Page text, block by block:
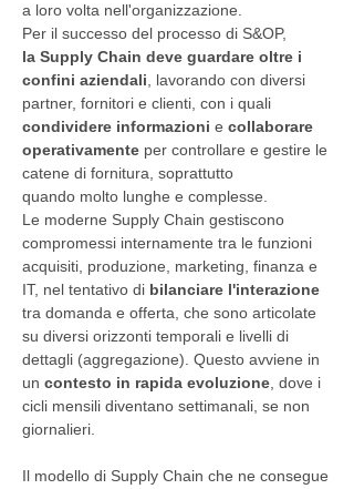
a loro volta nell'organizzazione.
Per il successo del processo di S&OP,
la Supply Chain deve guardare oltre i
confini aziendali , lavorando con diversi
partner, fornitori e clienti, con i quali
condividere informazioni e collaborare
operativamente per controllare e gestire le
catene di fornitura, soprattutto
quando molto lunghe e complesse.
Le moderne Supply Chain gestiscono
compromessi internamente tra le funzioni
acquisiti, produzione, marketing, finanza e
IT, nel tentativo di bilanciare l'interazione
tra domanda e offerta, che sono articolate
su diversi orizzonti temporali e livelli di
dettagli (aggregazione). Questo avviene in
un contesto in rapida evoluzione , dove i
cicli mensili diventano settimanali, se non
giornalieri.
Il modello di Supply Chain che ne consegue